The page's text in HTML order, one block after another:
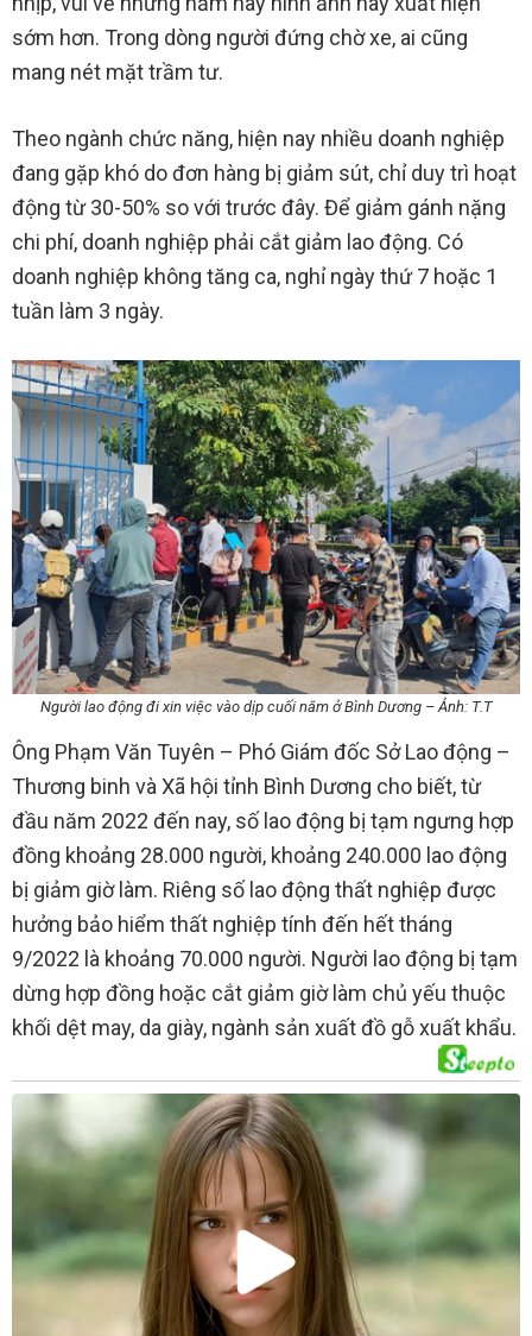
sớm hơn. Trong dòng người đứng chờ xe, ai cũng
mang nét mặt trầm tư.
Theo ngành chức năng, hiện nay nhiều doanh nghiệp
đang gặp khó do đơn hàng bị giảm sút, chỉ duy trì hoạt
động từ 30-50% so với trước đây. Để giảm gánh nặng
chi phí, doanh nghiệp phải cắt giảm lao động. Có
doanh nghiệp không tăng ca, nghỉ ngày thứ 7 hoặc 1
tuần làm 3 ngày.
Người lao động đi xin việc vào dịp cuối năm ở Bình Dương – Ảnh: T.T
Ông Phạm Văn Tuyên – Phó Giám đốc Sở Lao động –
Thương binh và Xã hội tỉnh Bình Dương cho biết, từ
đầu năm 2022 đến nay, số lao động bị tạm ngưng hợp
đồng khoảng 28.000 người, khoảng 240.000 lao động
bị giảm giờ làm. Riêng số lao động thất nghiệp được
hưởng bảo hiểm thất nghiệp tính đến hết tháng
9/2022 là khoảng 70.000 người. Người lao động bị tạm
dừng hợp đồng hoặc cắt giảm giờ làm chủ yếu thuộc
khối dệt may, da giày, ngành sản xuất đồ gỗ xuất khẩu.